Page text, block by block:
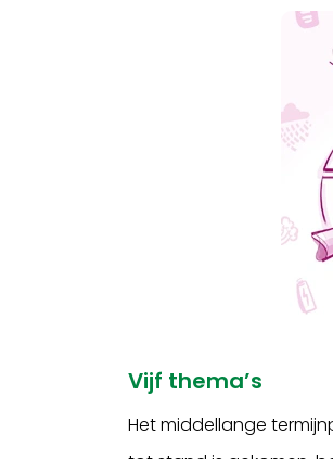
Vijf thema’s
Het middellange